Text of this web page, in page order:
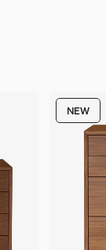
NEW